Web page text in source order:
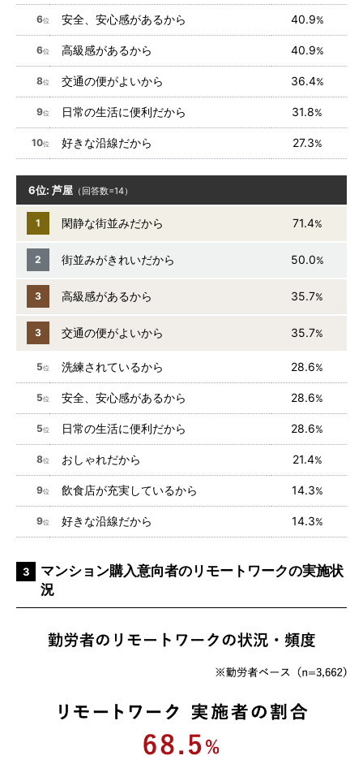
6位 安全、安心感があるから 40.9%
6位 高級感があるから 40.9%
8位 交通の便がよいから 36.4%
9位 日常の生活に便利だから 31.8%
10位 好きな沿線だから 27.3%
6位: 芦屋 （回答数=14）
1 閑静な街並みだから 71.4%
2 街並みがきれいだから 50.0%
3 高級感があるから 35.7%
3 交通の便がよいから 35.7%
5位 洗練されているから 28.6%
5位 安全、安心感があるから 28.6%
5位 日常の生活に便利だから 28.6%
8位 おしゃれだから 21.4%
9位 飲食店が充実しているから 14.3%
9位 好きな沿線だから 14.3%
3
マンション購入意向者のリモートワークの実施状
況